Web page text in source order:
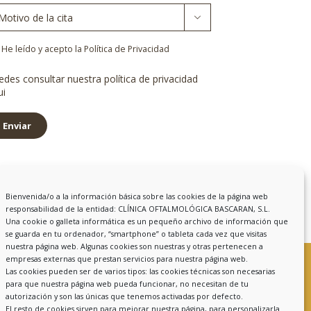
Bienvenida/o a la información básica sobre las cookies de la página web
responsabilidad de la entidad: CLÍNICA OFTALMOLÓGICA BASCARAN, S.L.
Una cookie o galleta informática es un pequeño archivo de información que
se guarda en tu ordenador, “smartphone” o tableta cada vez que visitas
nuestra página web. Algunas cookies son nuestras y otras pertenecen a
empresas externas que prestan servicios para nuestra página web.
Las cookies pueden ser de varios tipos: las cookies técnicas son necesarias
para que nuestra página web pueda funcionar, no necesitan de tu
autorización y son las únicas que tenemos activadas por defecto.
El resto de cookies sirven para mejorar nuestra página, para personalizarla

*
He leído y acepto la Política de Privacidad
consultar nuestra política de privacidad
Enviar
Calle Ing. Marquina, 5, Bajo